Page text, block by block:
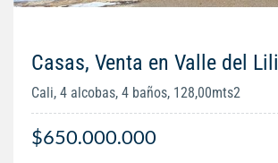
Casas, Venta en Valle del Lili
Cali, 4 alcobas, 4 baños, 128,00mts2
$650.000.000